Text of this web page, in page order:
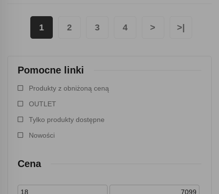
Pomocne linki
Produkty z obniżoną ceną
OUTLET
Tylko produkty dostępne
Nowości
Cena
1 2 3 4 > >|